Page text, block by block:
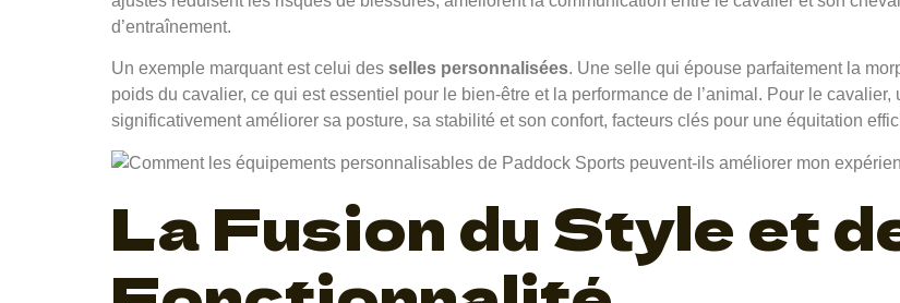
d’entraînement.
Un exemple marquant est celui des selles personnalisées. Une selle qui épouse parfaitement la
poids du cavalier, ce qui est essentiel pour le bien-être et la performance de l’animal. Pour le
significativement améliorer sa posture, sa stabilité et son confort, facteurs clés pour une équitation
La Fusion du Style et